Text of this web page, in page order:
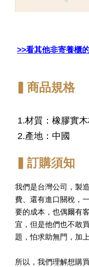
>>看其他非寄養櫃
▍商品規格
1.材質：橡膠實
2.產地：中國
▍訂購須知
我們是台灣公司，製
費、還有進口關稅，
要的成本，也偶爾有
宜，但是他們也不敢
題，怕求助無門，加
所以，我們理解想購